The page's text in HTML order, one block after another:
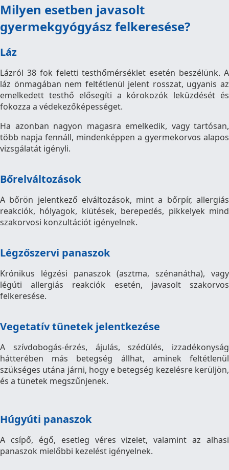
Milyen esetben javasolt
gyermekgyógyász felkeresése?
Láz
Lázról 38 fok feletti testhőmérséklet esetén beszélünk. A
láz önmagában nem feltétlenül jelent rosszat, ugyanis az
emelkedett testhő elősegíti a kórokozók leküzdését és
fokozza a védekezőképességet.
Ha azonban nagyon magasra emelkedik, vagy tartósan,
több napja fennáll, mindenképpen a gyermekorvos alapos
vizsgálatát igényli.
Bőrelváltozások
A bőrön jelentkező elváltozások, mint a bőrpír, allergiás
reakciók, hólyagok, kiütések, berepedés, pikkelyek mind
szakorvosi konzultációt igényelnek.
Légzőszervi panaszok
Krónikus légzési panaszok (asztma, szénanátha), vagy
légúti allergiás reakciók esetén, javasolt szakorvos
felkeresése.
Vegetatív tünetek jelentkezése
A szívdobogás-érzés, ájulás, szédülés, izzadékonyság
hátterében más betegség állhat, aminek feltétlenül
szükséges utána járni, hogy e betegség kezelésre kerüljön,
és a tünetek megszűnjenek.
Húgyúti panaszok
A csípő, égő, esetleg véres vizelet, valamint az alhasi
panaszok mielőbbi kezelést igényelnek.